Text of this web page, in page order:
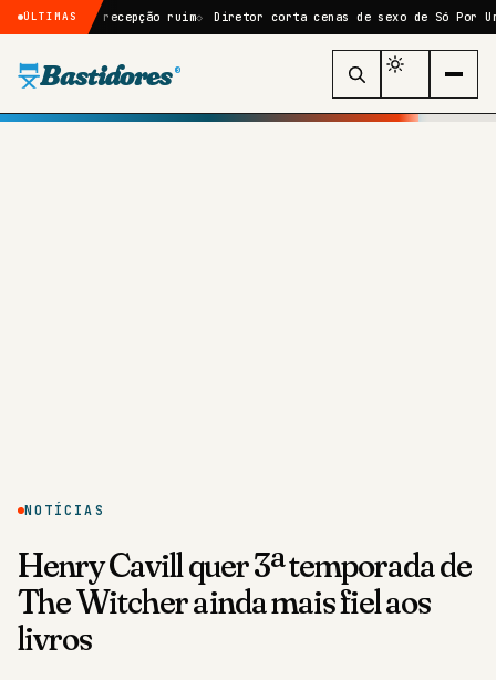
ÚLTIMAS
após recepção ruim Diretor corta cenas de sexo de Só Por Uma
Bastidores ®
NOTÍCIAS
Henry Cavill quer 3ª temporada de
The Witcher ainda mais fiel aos
livros